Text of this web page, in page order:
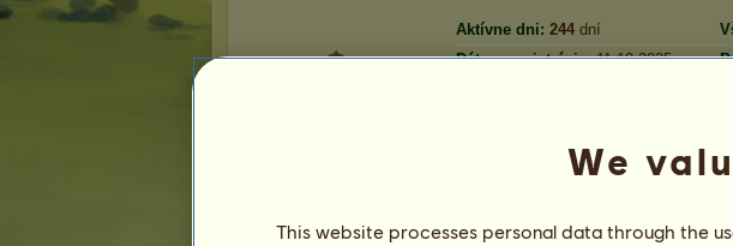
Aktívne dni: 244 dní
Dátum registrácie: 11.10.2025
We
This website processes personal data through the